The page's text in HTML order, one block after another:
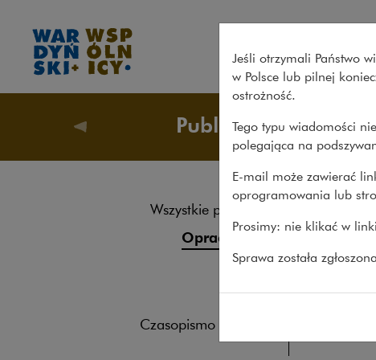
Publikacje
Wszystkie publikacje
Opracowania
Roczniki
Książki
Czasopismo naukowe
Publikacje>
Ramy
Jeśli otrzymali Państwo
w Polsce lub pilnej
ostrożność.
Tego typu wiadomości
polegająca na
E-mail może zawierać
oprogramowania lub
Prosimy: nie klikać w
Sprawa została